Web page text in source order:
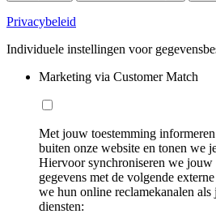
Privacybeleid
Individuele instellingen voor
Marketing via Customer Match
Met jouw toestemming
buiten onze website en tonen we
Hiervoor synchroniseren we jouw
gegevens met de volgende
we hun online reclamekanalen
diensten: